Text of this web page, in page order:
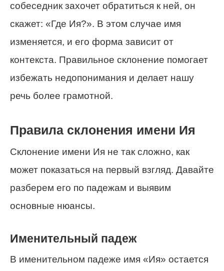
собеседник захочет обратиться к ней, он
скажет: «Где Ия?». В этом случае имя
изменяется, и его форма зависит от
контекста. Правильное склонение помогает
избежать недопонимания и делает нашу
речь более грамотной.
Правила склонения имени Ия
Склонение имени Ия не так сложно, как
может показаться на первый взгляд. Давайте
разберем его по падежам и выявим
основные нюансы.
Именительный падеж
В именительном падеже имя «Ия» остается